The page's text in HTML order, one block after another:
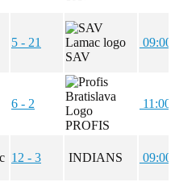
5 - 21
SAV
6 - 2
PROFIS
12 - 3
INDIANS